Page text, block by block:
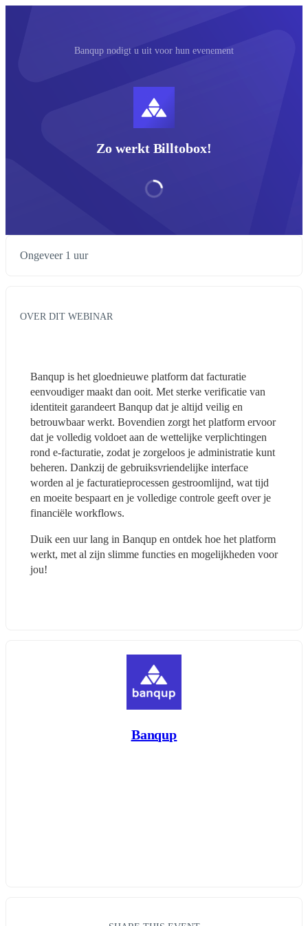
Banqup nodigt u uit voor hun evenement
Zo werkt Billtobox!
Ongeveer 1 uur
OVER DIT WEBINAR
Banqup is het gloednieuwe platform dat facturatie
eenvoudiger maakt dan ooit. Met sterke verificatie van
identiteit garandeert Banqup dat je altijd veilig en
betrouwbaar werkt. Bovendien zorgt het platform ervoor
dat je volledig voldoet aan de wettelijke verplichtingen
rond e-facturatie, zodat je zorgeloos je administratie kunt
beheren. Dankzij de gebruiksvriendelijke interface
worden al je facturatieprocessen gestroomlijnd, wat tijd
en moeite bespaart en je volledige controle geeft over je
financiële workflows.
Duik een uur lang in Banqup en ontdek hoe het platform
werkt, met al zijn slimme functies en mogelijkheden voor
jou!
Banqup